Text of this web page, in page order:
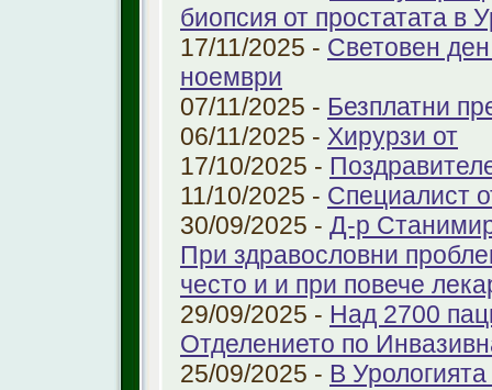
биопсия от простатата в
17/11/2025 - Световен
ноември
07/11/2025 - Безплатни
06/11/2025 - Хирурзи от
17/10/2025 -
11/10/2025 - Специалист
30/09/2025 - Д-р
При здравословни
често и и при повече
29/09/2025 - Над 2700
Отделението по
25/09/2025 - В